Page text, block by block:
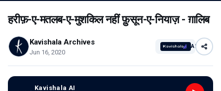
हरीफ़-ए-मतलब-ए-मुशकिल नहीं फ़ुसून-ए-नियाज़ - ग़ालिब
Kavishala Archives
Jun 16, 2020
AI
Kavishala AI